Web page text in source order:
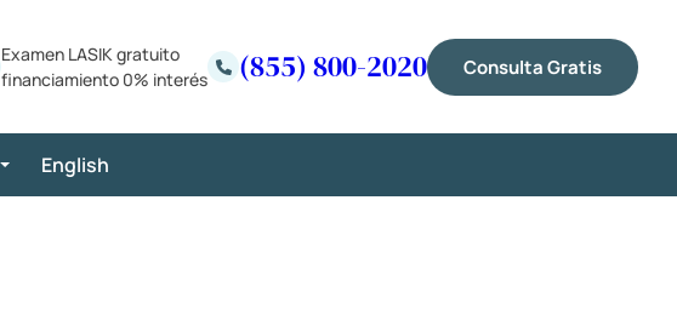
Examen LASIK gratuito
financiamiento 0% interés
(855) 800-2020 Consulta Gratis
English